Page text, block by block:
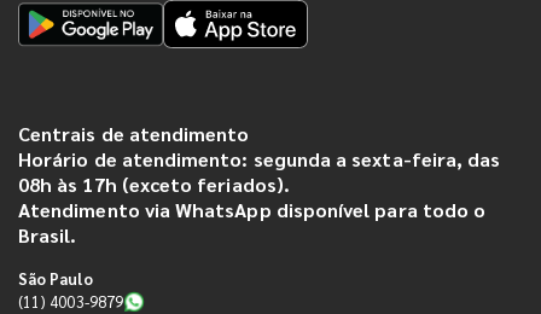
Centrais de atendimento
Horário de atendimento: segunda a sexta-feira, das
08h às 17h (exceto feriados).
Atendimento via WhatsApp disponível para todo o
Brasil.
São Paulo
(11) 4003-9879